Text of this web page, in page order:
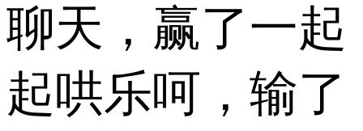
聊天，赢了一起
起哄乐呵，输了